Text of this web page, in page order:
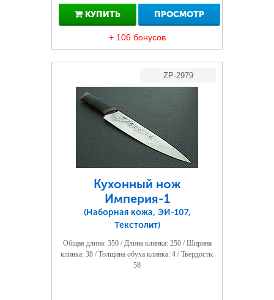
КУПИТЬ ПРОСМОТР
+ 106 бонусов
ZP-2979
Кухонный нож
Империя-1
(Наборная кожа, ЭИ-107,
Текстолит)
Общая длина: 350 / Длина клинка: 250 / Ширина
клинка: 38 / Толщина обуха клинка: 4 / Твердость:
58